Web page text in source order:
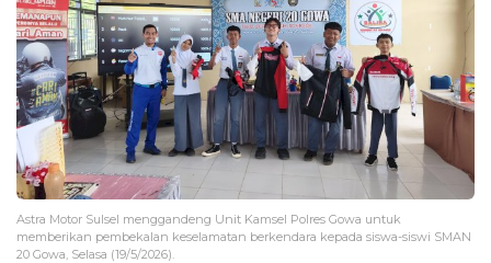
Astra Motor Sulsel menggandeng Unit Kamsel Polres Gowa untuk
memberikan pembekalan keselamatan berkendara kepada siswa-siswi SMAN
20 Gowa, Selasa (19/5/2026).